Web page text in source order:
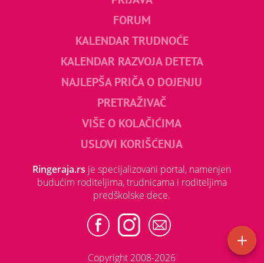
FORUM
KALENDAR TRUDNOĆE
KALENDAR RAZVOJA DETETA
NAJLEPŠA PRIČA O DOJENJU
PRETRAŽIVAČ
VIŠE O KOLAČIĆIMA
USLOVI KORIŠĆENJA
Ringeraja.rs je specijalizovani portal, namenjen
budućim roditeljima, trudnicama i roditeljima
predškolske dece.
Copyright 2008-2026